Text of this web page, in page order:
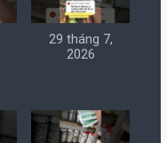
29 tháng 7,
2026